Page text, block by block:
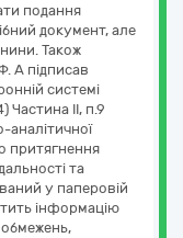
подання
документ, але
Також
А підписав
системі
Частина ІІ, п.9
притягнення
та
у паперовій
інформацію
обмежень,